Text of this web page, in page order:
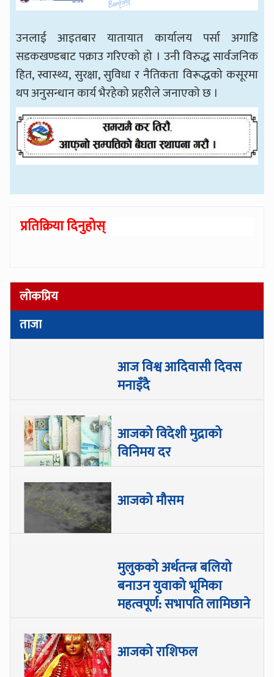
उनलाई आइतबार यातायात कार्यालय पर्सा अगाडि
सडकखण्डबाट पक्राउ गरिएको हो । उनी विरुद्ध सार्वजनिक
हित, स्वास्थ्य, सुरक्षा, सुविधा र नैतिकता विरूद्धको कसूरमा
थप अनुसन्धान कार्य भैरहेको प्रहरीले जनाएको छ ।
प्रतिक्रिया दिनुहोस्
लोकप्रिय
ताजा
आज विश्व आदिवासी दिवस
मनाइँदै
आजको विदेशी मुद्राको
विनिमय दर
आजको मौसम
मुलुकको अर्थतन्त्र बलियो
बनाउन युवाको भूमिका
महत्वपूर्ण: सभापति लामिछाने
आजको राशिफल